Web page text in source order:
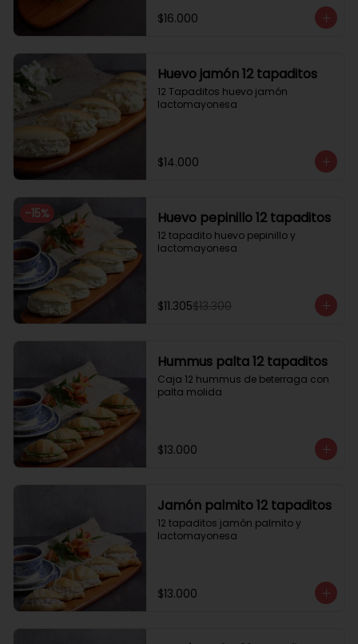
$16.000
Huevo jamón 12 tapaditos
12 Tapaditos huevo jamón
lactomayonesa
$14.000
-15% Huevo pepinillo 12 tapaditos
12 tapadito huevo pepinillo y
lactomayonesa
$11.305$13.300
Hummus palta 12 tapaditos
Caja 12 hummus de beterraga con
palta molida
$13.000
Jamón palmito 12 tapaditos
12 tapaditos jamón palmito y
lactomayonesa
$13.000